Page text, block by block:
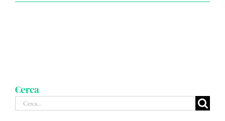
Cerca
Cerca
per: